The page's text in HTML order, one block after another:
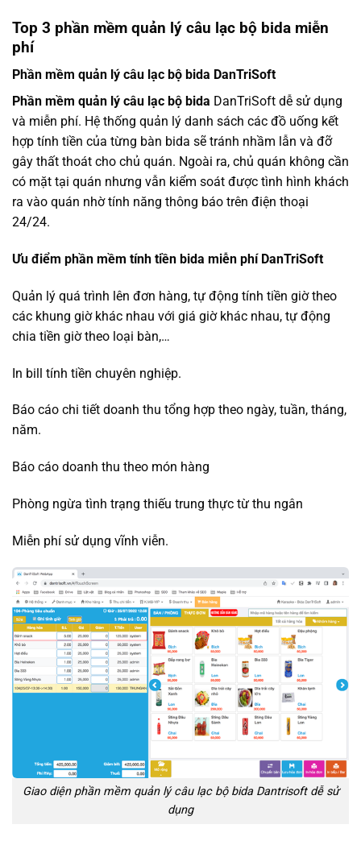
Top 3 phần mềm quản lý câu lạc bộ bida miễn
phí
Phần mềm quản lý câu lạc bộ bida DanTriSoft
Phần mềm quản lý câu lạc bộ bida DanTriSoft dễ sử dụng
và miễn phí. Hệ thống quản lý danh sách các đồ uống kết
hợp tính tiền của từng bàn bida sẽ tránh nhầm lẫn và đỡ
gây thất thoát cho chủ quán. Ngoài ra, chủ quán không cần
có mặt tại quán nhưng vẫn kiểm soát được tình hình khách
ra vào quán nhờ tính năng thông báo trên điện thoại
24/24.
Ưu điểm phần mềm tính tiền bida miễn phí DanTriSoft
Quản lý quá trình lên đơn hàng, tự động tính tiền giờ theo
các khung giờ khác nhau với giá giờ khác nhau, tự động
chia tiền giờ theo loại bàn,…
In bill tính tiền chuyên nghiệp.
Báo cáo chi tiết doanh thu tổng hợp theo ngày, tuần, tháng,
năm.
Báo cáo doanh thu theo món hàng
Phòng ngừa tình trạng thiếu trung thực từ thu ngân
Miễn phí sử dụng vĩnh viễn.
Giao diện phần mềm quản lý câu lạc bộ bida Dantrisoft dễ sử
dụng